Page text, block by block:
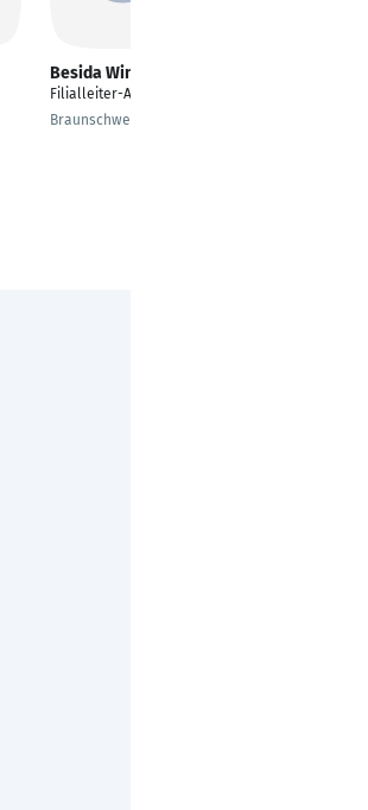
Besida Winkler
Filialleiter-Assistent
Braunschweig